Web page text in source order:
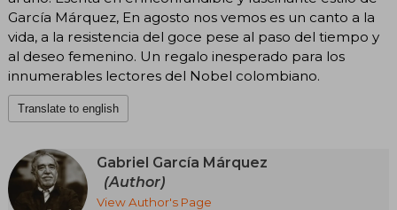
García Márquez, En agosto nos vemos es un canto a la
vida, a la resistencia del goce pese al paso del tiempo y
al deseo femenino. Un regalo inesperado para los
innumerables lectores del Nobel colombiano.
Translate to english
Gabriel García Márquez
(Author)
View Author's Page